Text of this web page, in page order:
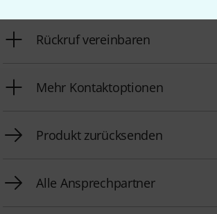
Rückruf vereinbaren
Mehr Kontaktoptionen
Produkt zurücksenden
Alle Ansprechpartner